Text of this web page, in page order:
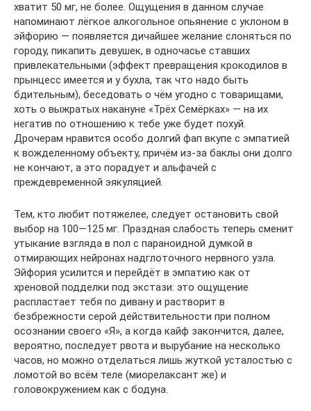
хватит 50 мг, не более. Ощущения в данном случае
напоминают лёгкое алкогольное опьянение с уклоном в
эйфорию — появляется дичайшее желание слоняться по
городу, пикапить девушек, в одночасье ставших
привлекательными (эффект превращения крокодилов в
прынцесс имеется и у бухла, так что надо быть
бдительным), беседовать о чём угодно с товарищами,
хоть о выжратых накануне «Трёх Семёрках» — на их
негатив по отношению к тебе уже будет похуй.
Дрочерам нравится особо долгий фап вкупе с эмпатией
к вожделенному объекту, причём из-за баклы они долго
не кончают, а это порадует и альфачей с
преждевременной эякуляцией.
Тем, кто любит потяжелее, следует остановить свой
выбор на 100—125 мг. Праздная слабость теперь сменит
утыкание взгляда в пол с параноидной думкой в
отмирающих нейронах надглоточного нервного узла.
Эйфория усилится и перейдёт в эмпатию как от
хреновой подделки под экстази: это ощущение
распластает тебя по дивану и растворит в
безбрежности серой действительности при полном
осознании своего «Я», а когда кайф закончится, далее,
вероятно, последует рвота и вырубание на несколько
часов, но можно отделаться лишь жуткой усталостью с
ломотой во всём теле (миорелаксант же) и
головокружением как с бодуна.